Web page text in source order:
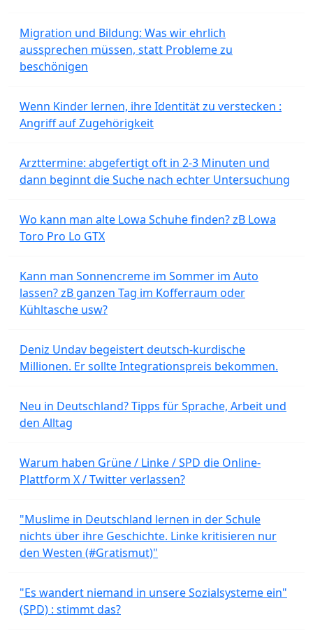
Migration und Bildung: Was wir ehrlich
aussprechen müssen, statt Probleme zu
beschönigen
Wenn Kinder lernen, ihre Identität zu verstecken :
Angriff auf Zugehörigkeit
Arzttermine: abgefertigt oft in 2-3 Minuten und
dann beginnt die Suche nach echter Untersuchung
Wo kann man alte Lowa Schuhe finden? zB Lowa
Toro Pro Lo GTX
Kann man Sonnencreme im Sommer im Auto
lassen? zB ganzen Tag im Kofferraum oder
Kühltasche usw?
Deniz Undav begeistert deutsch-kurdische
Millionen. Er sollte Integrationspreis bekommen.
Neu in Deutschland? Tipps für Sprache, Arbeit und
den Alltag
Warum haben Grüne / Linke / SPD die Online-
Plattform X / Twitter verlassen?
"Muslime in Deutschland lernen in der Schule
nichts über ihre Geschichte. Linke kritisieren nur
den Westen (#Gratismut)"
"Es wandert niemand in unsere Sozialsysteme ein"
(SPD) : stimmt das?